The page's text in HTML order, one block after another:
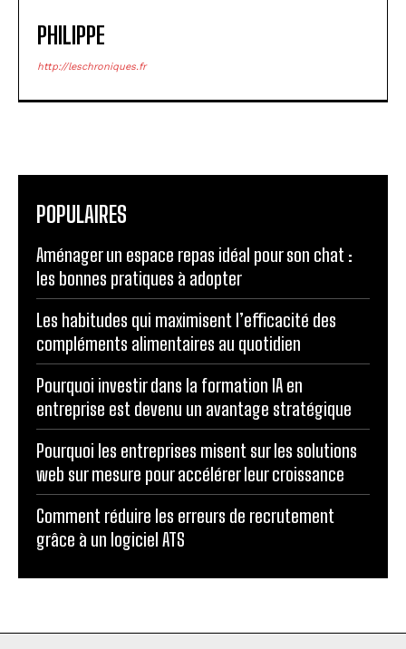
PHILIPPE
http://leschroniques.fr
POPULAIRES
Aménager un espace repas idéal pour son chat :
les bonnes pratiques à adopter
Les habitudes qui maximisent l’efficacité des
compléments alimentaires au quotidien
Pourquoi investir dans la formation IA en
entreprise est devenu un avantage stratégique
Pourquoi les entreprises misent sur les solutions
web sur mesure pour accélérer leur croissance
Comment réduire les erreurs de recrutement
grâce à un logiciel ATS